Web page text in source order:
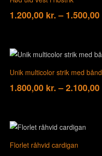
1.200,00 kr. – 1.500,00
Unik multicolor strik med bånd
1.800,00 kr. –2.100,00
Florlet råhvid cardigan